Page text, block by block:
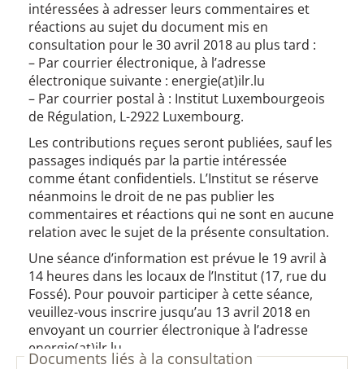
intéressées à adresser leurs commentaires et
réactions au sujet du document mis en
consultation pour le 30 avril 2018 au plus tard :
– Par courrier électronique, à l’adresse
électronique suivante : energie(at)ilr.lu
– Par courrier postal à : Institut Luxembourgeois
de Régulation, L-2922 Luxembourg.
Les contributions reçues seront publiées, sauf les
passages indiqués par la partie intéressée
comme étant confidentiels. L’Institut se réserve
néanmoins le droit de ne pas publier les
commentaires et réactions qui ne sont en aucune
relation avec le sujet de la présente consultation.
Une séance d’information est prévue le 19 avril à
14 heures dans les locaux de l’Institut (17, rue du
Fossé). Pour pouvoir participer à cette séance,
veuillez-vous inscrire jusqu’au 13 avril 2018 en
envoyant un courrier électronique à l’adresse
energie(at)ilr.lu.
Documents liés à la consultation